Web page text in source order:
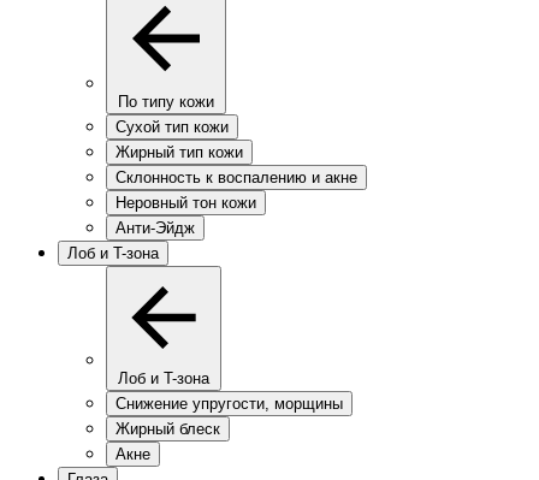
По типу кожи
Сухой тип кожи
Жирный тип кожи
Склонность к воспалению и акне
Неровный тон кожи
Анти-Эйдж
Лоб и T-зона
Лоб и T-зона
Снижение упругости, морщины
Жирный блеск
Акне